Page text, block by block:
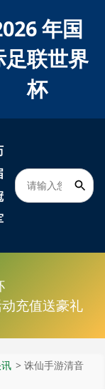
年国
足联世界
杯
充值送豪礼
> 诛仙手游清音